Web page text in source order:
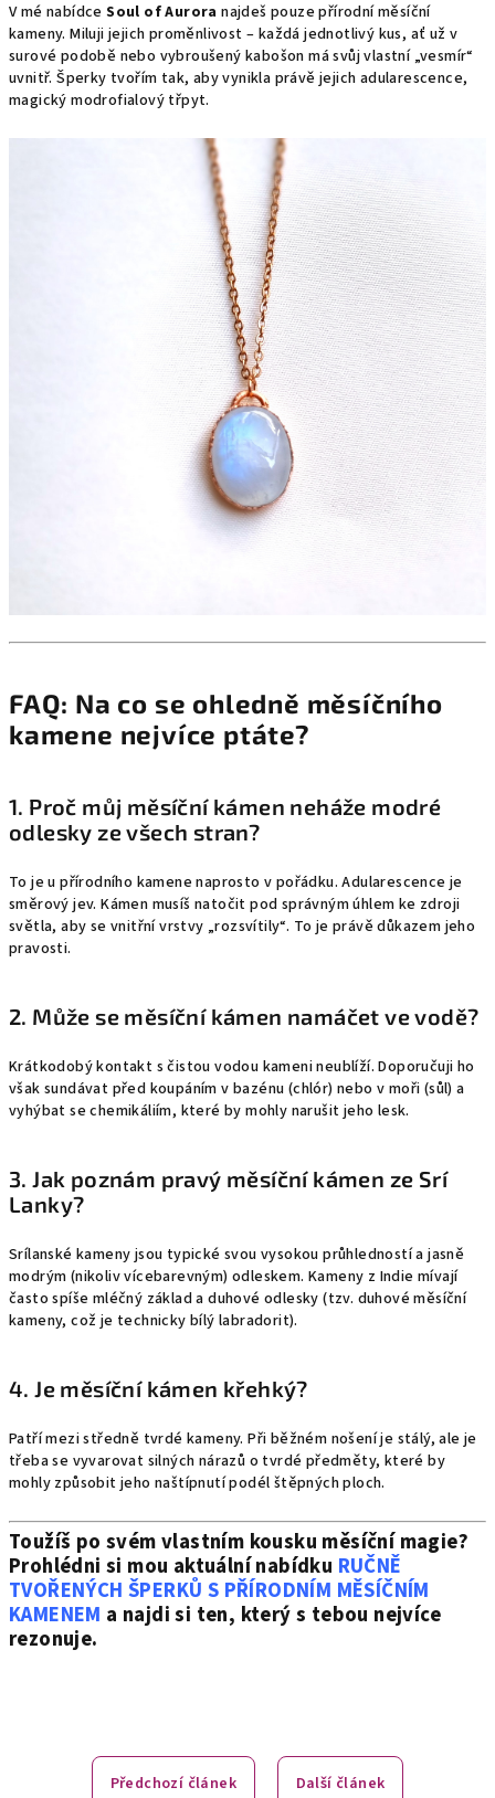
V mé nabídceSoul of Aurora najdeš pouze přírodní měsíční
kameny. Miluji jejich proměnlivost – každá jednotlivý kus, ať už v
surové podobě nebo vybroušený kabošon má svůj vlastní „vesmír“
uvnitř. Šperky tvořím tak, aby vynikla právě jejich adularescence,
magický modrofialový třpyt.
FAQ: Na co se ohledně měsíčního
kamene nejvíce ptáte?
1. Proč můj měsíční kámen neháže modré
odlesky ze všech stran?
To je u přírodního kamene naprosto v pořádku. Adularescence je
směrový jev. Kámen musíš natočit pod správným úhlem ke zdroji
světla, aby se vnitřní vrstvy „rozsvítily“. To je právě důkazem jeho
pravosti.
2. Může se měsíční kámen namáčet ve vodě?
Krátkodobý kontakt s čistou vodou kameni neublíží. Doporučuji ho
však sundávat před koupáním v bazénu (chlór) nebo v moři (sůl) a
vyhýbat se chemikáliím, které by mohly narušit jeho lesk.
3. Jak poznám pravý měsíční kámen ze Srí
Lanky?
Srílanské kameny jsou typické svou vysokou průhledností a jasně
modrým (nikoliv vícebarevným) odleskem. Kameny z Indie mívají
často spíše mléčný základ a duhové odlesky (tzv. duhové měsíční
kameny, což je technicky bílý labradorit).
4. Je měsíční kámen křehký?
Patří mezi středně tvrdé kameny. Při běžném nošení je stálý, ale je
třeba se vyvarovat silných nárazů o tvrdé předměty, které by
mohly způsobit jeho naštípnutí podél štěpných ploch.
Toužíš po svém vlastním kousku měsíční magie?
Prohlédni si mou aktuální nabídku RUČNĚ
TVOŘENÝCH ŠPERKŮ S PŘÍRODNÍM MĚSÍČNÍM
KAMENEM a najdi si ten, který s tebou nejvíce
rezonuje.
Předchozí článek Další článek